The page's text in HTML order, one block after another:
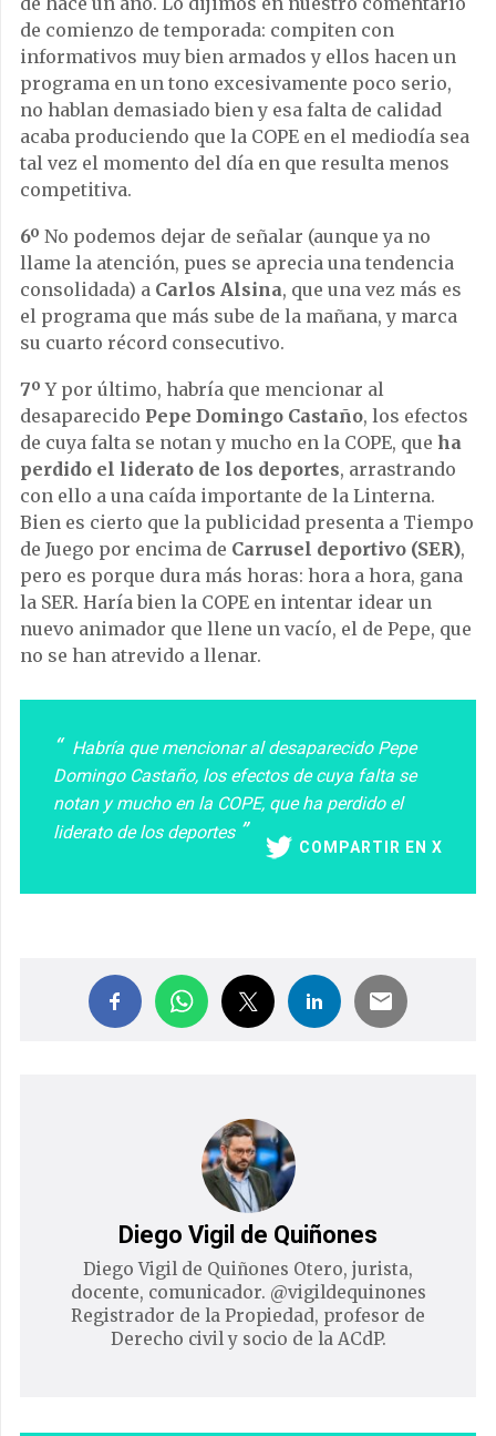
de comienzo de temporada: compiten con
informativos muy bien armados y ellos hacen un
programa en un tono excesivamente poco serio,
no hablan demasiado bien y esa falta de calidad
acaba produciendo que la COPE en el mediodía sea
tal vez el momento del día en que resulta menos
competitiva.
6º No podemos dejar de señalar (aunque ya no
llame la atención, pues se aprecia una tendencia
consolidada) a Carlos Alsina, que una vez más es
el programa que más sube de la mañana, y marca
su cuarto récord consecutivo.
7º Y por último, habría que mencionar al
desaparecido Pepe Domingo Castaño, los efectos
de cuya falta se notan y mucho en la COPE, que ha
perdido el liderato de los deportes, arrastrando
con ello a una caída importante de la Linterna.
Bien es cierto que la publicidad presenta a Tiempo
de Juego por encima de Carrusel deportivo (SER),
pero es porque dura más horas: hora a hora, gana
la SER. Haría bien la COPE en intentar idear un
nuevo animador que llene un vacío, el de Pepe, que
no se han atrevido a llenar.
Habría que mencionar al desaparecido Pepe
Domingo Castaño, los efectos de cuya falta se
notan y mucho en la COPE, que ha perdido el
liderato de los deportes
COMPARTIR EN X
Diego Vigil de Quiñones
Diego Vigil de Quiñones Otero, jurista,
docente, comunicador. @vigildequinones
Registrador de la Propiedad, profesor de
Derecho civil y socio de la ACdP.